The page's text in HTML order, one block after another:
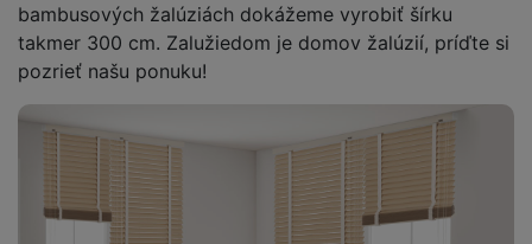
bambusových žalúziách dokážeme vyrobiť šírku
takmer 300 cm. Zalužiedom je domov žalúzií, príďte si
pozrieť našu ponuku!